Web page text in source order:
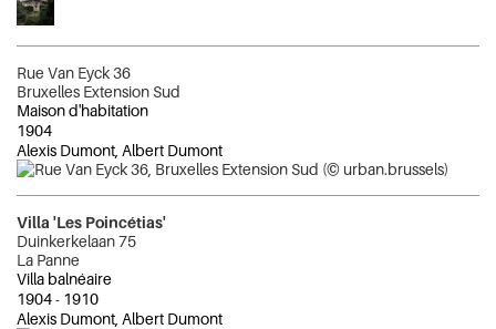
Rue Van Eyck 36
Bruxelles Extension Sud
Maison d'habitation
1904
Alexis Dumont, Albert Dumont
Villa 'Les Poincétias'
Duinkerkelaan 75
La Panne
Villa balnéaire
1904- 1910
Alexis Dumont, Albert Dumont